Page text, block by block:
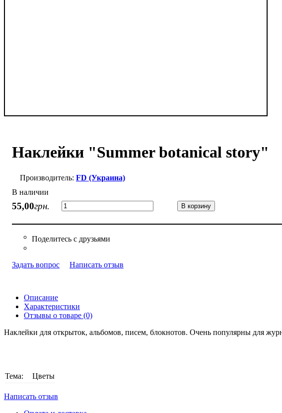
Наклейки "Summer botanical story"
FD (Украина)
В наличии
55,00грн. В корзину
Задать вопрос Написать отзыв
Описание
Характеристики
Отзывы о товаре (0)
Наклейки для открыток, альбомов, писем, блокнотов. Очень популярны для
Тема: Цветы
Написать отзыв